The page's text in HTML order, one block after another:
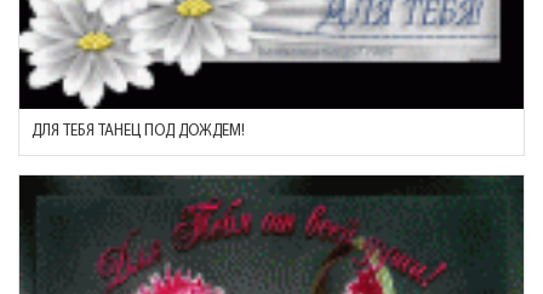
ДЛЯ ТЕБЯ ТАНЕЦ ПОД ДОЖДЕМ!